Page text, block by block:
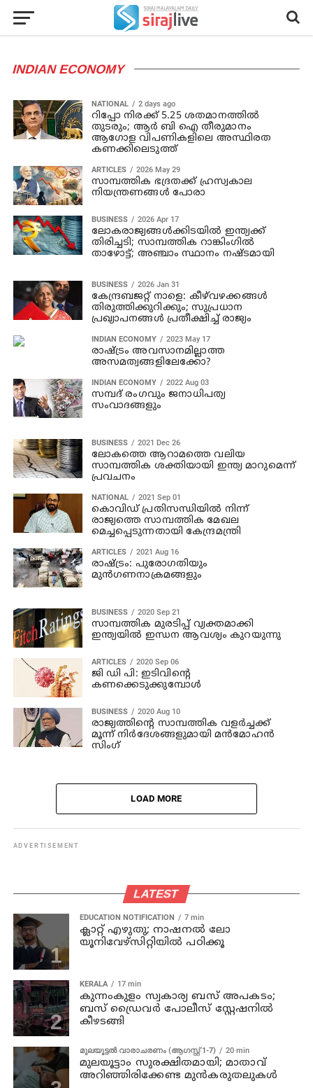
INDIAN ECONOMY
NATIONAL 2 days ago
റിപ്പോ നിരക്ക് 5.25 ശതമാനത്തില്‍
തുടരും; ആര്‍ ബി ഐ തീരുമാനം
ആഗോള വിപണികളിലെ അസ്ഥിരത
കണക്കിലെടുത്ത്
ARTICLES 2026 May 29
സാമ്പത്തിക ഭദ്രതക്ക് ഹ്രസ്വകാല
നിയന്ത്രണങ്ങള്‍ പോരാ
BUSINESS 2026 Apr 17
ലോകരാജ്യങ്ങൾക്കിടയിൽ ഇന്ത്യക്ക്
തിരിച്ചടി; സാമ്പത്തിക റാങ്കിംഗിൽ
താഴോട്ട്; അഞ്ചാം സ്ഥാനം നഷ്ടമായി
BUSINESS 2026 Jan 31
കേന്ദ്രബജറ്റ് നാളെ: കീഴ്‍വഴക്കങ്ങൾ
തിരുത്തിക്കുറിക്കും; സുപ്രധാന
പ്രഖ്യാപനങ്ങൾ പ്രതീക്ഷിച്ച് രാജ്യം
INDIAN ECONOMY 2023 May 17
രാഷ്ട്രം അവസാനമില്ലാത്ത
അസമത്വങ്ങളിലേക്കോ?
INDIAN ECONOMY 2022 Aug 03
സമ്പദ് രംഗവും ജനാധിപത്യ
സംവാദങ്ങളും
BUSINESS 2021 Dec 26
ലോകത്തെ ആറാമത്തെ വലിയ
സാമ്പത്തിക ശക്തിയായി ഇന്ത്യ മാറുമെന്ന്
പ്രവചനം
NATIONAL 2021 Sep 01
കൊവിഡ് പ്രതിസന്ധിയില്‍ നിന്ന്
രാജ്യത്തെ സാമ്പത്തിക മേഖല
മെച്ചപ്പെടുന്നതായി കേന്ദ്രമന്ത്രി
ARTICLES 2021 Aug 16
രാഷ്ട്രം: പുരോഗതിയും
മുന്‍ഗണനാക്രമങ്ങളും
BUSINESS 2020 Sep 21
സാമ്പത്തിക മുരടിപ്പ് വ്യക്തമാക്കി
ഇന്ത്യയില്‍ ഇന്ധന ആവശ്യം കുറയുന്നു
ARTICLES 2020 Sep 06
ജി ഡി പി: ഇടിവിന്റെ
കണക്കെടുക്കുമ്പോള്‍
BUSINESS 2020 Aug 10
രാജ്യത്തിന്റെ സാമ്പത്തിക വളര്‍ച്ചക്ക്
മൂന്ന് നിര്‍ദേശങ്ങളുമായി മന്‍മോഹന്‍
സിംഗ്
LOAD MORE
ADVERTISEMENT
LATEST
EDUCATION NOTIFICATION 7 min
ക്ലാറ്റ് എഴുതു; നാഷനൽ ലോ
യൂനിവേഴ്‌സിറ്റിയിൽ പഠിക്കൂ
KERALA 17 min
കുന്നംകുളം സ്വകാര്യ ബസ് അപകടം;
ബസ് ഡ്രൈവര്‍ പോലീസ് സ്റ്റേഷനില്‍
കീഴടങ്ങി
മുലയൂട്ടൽ വാരാചരണം (ആഗസ്റ്റ് 1-7) 20 min
മുലയൂട്ടാം സുരക്ഷിതമായി; മാതാവ്
അറിഞ്ഞിരിക്കേണ്ട മുൻകരുതലുകൾ